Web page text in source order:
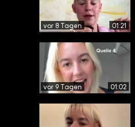
vor 8 Tagen 01:21
vor 9 Tagen 01:02